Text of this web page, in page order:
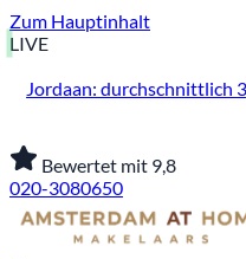
Zum Hauptinhalt
LIVE
Jordaan: durchschnittlich
Bewertet mit 9,8
020-3080650